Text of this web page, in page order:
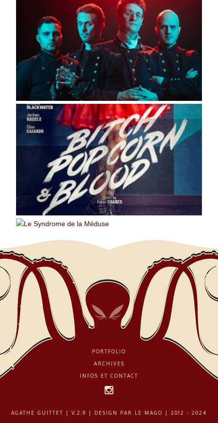
PORTFOLIO
ARCHIVES
INFOS ET CONTACT
AGATHE GUITTET | V.2.9 | DESIGN PAR LE MAGO | 2012 - 2024